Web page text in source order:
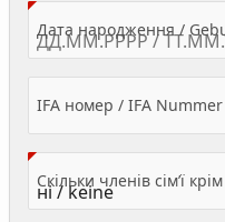
Дата народження /
IFA номер / IFA Nummer